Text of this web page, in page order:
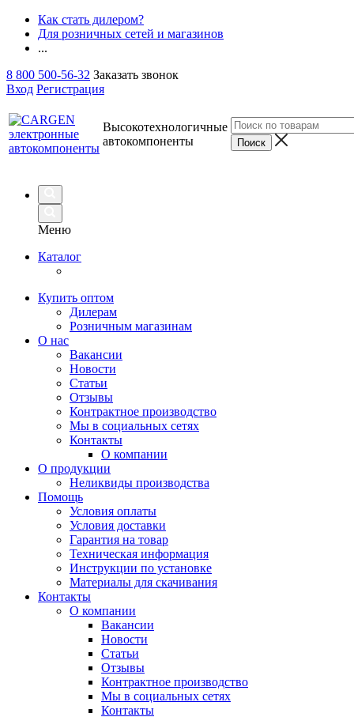
Как стать дилером?
Для розничных сетей и магазинов
...
8 800 500-56-32 Заказать звонок
Вход Регистрация
Высокотехнологичные
автокомпоненты
Меню
Каталог
Купить оптом
Дилерам
Розничным магазинам
О нас
Вакансии
Новости
Статьи
Отзывы
Контрактное производство
Мы в социальных сетях
Контакты
О компании
О продукции
Неликвиды производства
Помощь
Условия оплаты
Условия доставки
Гарантия на товар
Техническая информация
Инструкции по установке
Материалы для скачивания
Контакты
О компании
Вакансии
Новости
Статьи
Отзывы
Контрактное производство
Мы в социальных сетях
Контакты